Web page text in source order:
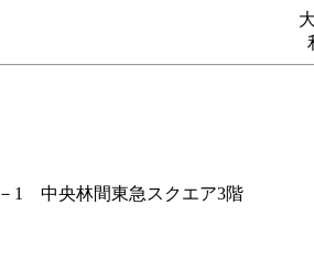
1 中央林間東急スクエア3階